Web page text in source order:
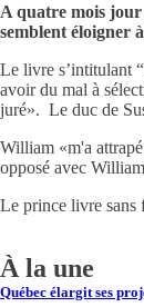
A quatre mois
semblent éloigner
Le livre s’intitulant
avoir du mal à
juré». Le duc de
William «m'a
opposé avec
Le prince livre sans
À la une
Québec élargit ses